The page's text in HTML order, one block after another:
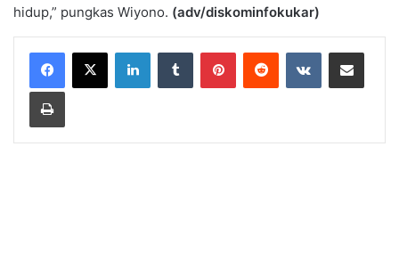
hidup,” pungkas Wiyono. (adv/diskominfokukar)
LinkedInTumblr PinterestReddit VKontakteShare via Email
Print